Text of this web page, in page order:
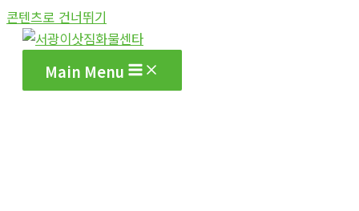
콘텐츠로 건너뛰기
Main Menu